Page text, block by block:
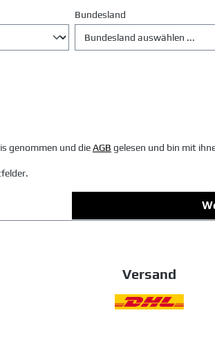
Bundesland
genommen und dieAGB gelesen und bin mit
Versand